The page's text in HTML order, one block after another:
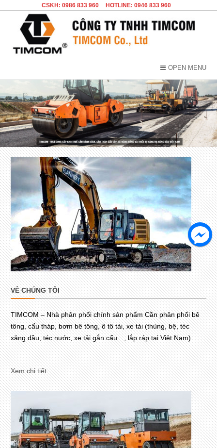
CSKH: 0986 833 960 HOTLINE: 0946 833 960
OPEN MENU
VỀ CHÚNG TÔI
TIMCOM – Nhà phân phối chính sản phẩm Cần phân phối bê
tông, cẩu tháp, bơm bê tông, ô tô tải, xe tải (thùng, bệ, téc
xăng dầu, téc nước, xe tải gắn cẩu…, lắp ráp tại Việt Nam).
Xem chi tiết